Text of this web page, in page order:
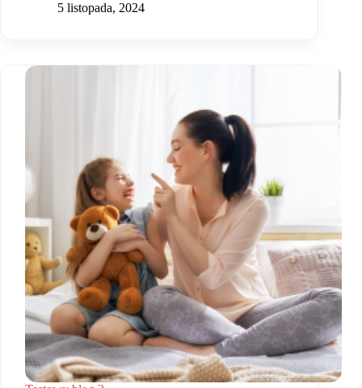
5 listopada, 2024